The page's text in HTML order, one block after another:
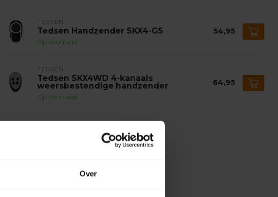
Over
TEDSEN
Tedsen Handzender SKX4-GS
Op voorraad
54,95
TEDSEN
Tedsen SKX4WD 4-kanaals
weersbestendige handzender
Op voorraad
64,95